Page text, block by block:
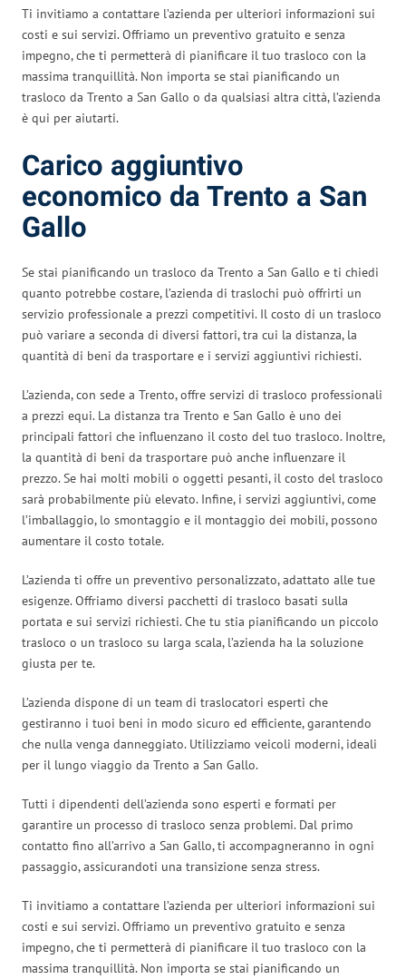
Ti invitiamo a contattare l’azienda per ulteriori informazioni sui
costi e sui servizi. Offriamo un preventivo gratuito e senza
impegno, che ti permetterà di pianificare il tuo trasloco con la
massima tranquillità. Non importa se stai pianificando un
trasloco da Trento a San Gallo o da qualsiasi altra città, l’azienda
è qui per aiutarti.
Carico aggiuntivo
economico da Trento a San
Gallo
Se stai pianificando un trasloco da Trento a San Gallo e ti chiedi
quanto potrebbe costare, l’azienda di traslochi può offrirti un
servizio professionale a prezzi competitivi. Il costo di un trasloco
può variare a seconda di diversi fattori, tra cui la distanza, la
quantità di beni da trasportare e i servizi aggiuntivi richiesti.
L’azienda, con sede a Trento, offre servizi di trasloco professionali
a prezzi equi. La distanza tra Trento e San Gallo è uno dei
principali fattori che influenzano il costo del tuo trasloco. Inoltre,
la quantità di beni da trasportare può anche influenzare il
prezzo. Se hai molti mobili o oggetti pesanti, il costo del trasloco
sarà probabilmente più elevato. Infine, i servizi aggiuntivi, come
l’imballaggio, lo smontaggio e il montaggio dei mobili, possono
aumentare il costo totale.
L’azienda ti offre un preventivo personalizzato, adattato alle tue
esigenze. Offriamo diversi pacchetti di trasloco basati sulla
portata e sui servizi richiesti. Che tu stia pianificando un piccolo
trasloco o un trasloco su larga scala, l’azienda ha la soluzione
giusta per te.
L’azienda dispone di un team di traslocatori esperti che
gestiranno i tuoi beni in modo sicuro ed efficiente, garantendo
che nulla venga danneggiato. Utilizziamo veicoli moderni, ideali
per il lungo viaggio da Trento a San Gallo.
Tutti i dipendenti dell’azienda sono esperti e formati per
garantire un processo di trasloco senza problemi. Dal primo
contatto fino all’arrivo a San Gallo, ti accompagneranno in ogni
passaggio, assicurandoti una transizione senza stress.
Ti invitiamo a contattare l’azienda per ulteriori informazioni sui
costi e sui servizi. Offriamo un preventivo gratuito e senza
impegno, che ti permetterà di pianificare il tuo trasloco con la
massima tranquillità. Non importa se stai pianificando un